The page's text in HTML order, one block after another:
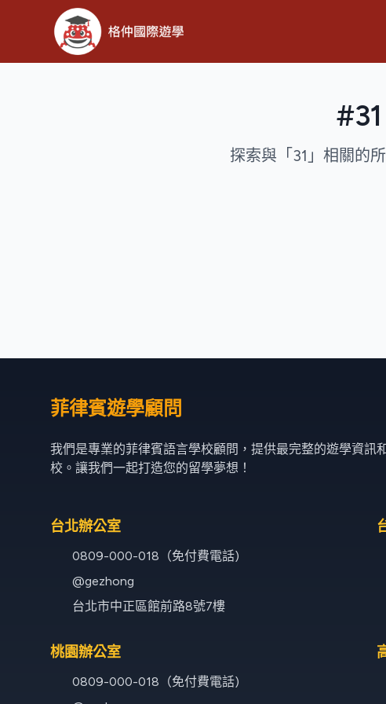
探索與「31」相關的
菲律賓遊學顧問
我們是專業的菲律賓語言學校顧問，提供最完整的遊學資訊
校。讓我們一起打造您的留學夢想！
台北辦公室
0809-000-018（免付費電話)
@gezhong
台北市中正區館前路8號7樓
桃園辦公室
0809-000-018（免付費電話)